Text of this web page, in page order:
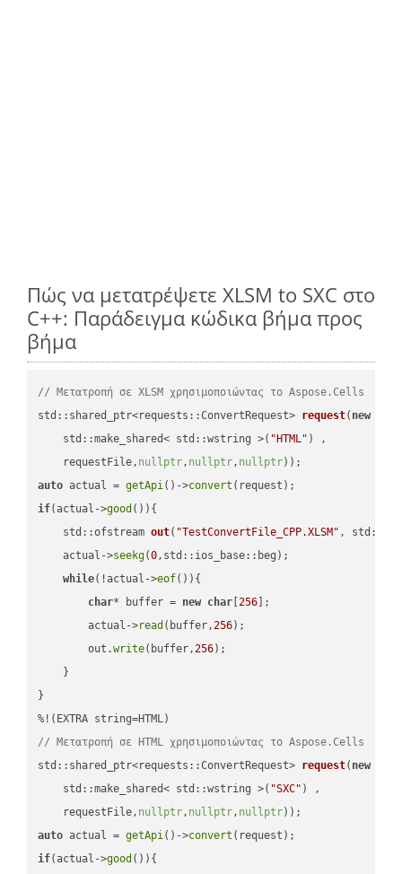
Πώς να μετατρέψετε XLSM to SXC στο
C++: Παράδειγμα κώδικα βήμα προς
βήμα
// Μετατροπή σε XLSM χρησιμοποιώντας το Aspose.Cells
std::shared_ptr<requests::ConvertRequest> request( new
    std::make_shared< std::wstring >(
"HTML" ) ,
    requestFile,
nullptr, nullptr, nullptr))
auto actual = getApi()->convert
if(actual->good ()){
std::ofstream out( "TestConvertFile_CPP.XLSM" ,
    actual->
seekg(0,std::ios_base::beg);
while(!actual->eof()){
char* buffer = new char [256 ];
        actual->
read (buffer,256);
        out.
write(buffer,256);
    }
}
// Μετατροπή σε HTML χρησιμοποιώντας το Aspose.Cells
std::shared_ptr<requests::ConvertRequest> request( new
    std::make_shared< std::wstring >(
"SXC" ) ,
    requestFile,
nullptr, nullptr, nullptr))
auto actual = getApi()->convert
if(actual->good ()){